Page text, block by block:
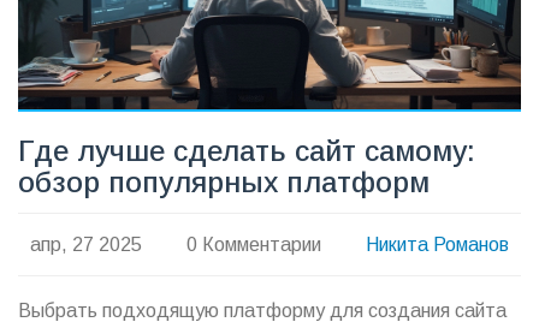
Где лучше сделать сайт самому:
обзор популярных платформ
апр, 27 2025 0 Комментарии Никита Романов
Выбрать подходящую платформу для создания сайта